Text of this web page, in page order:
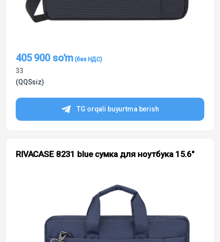
405 900 so'm
33
(QQSsiz)
TG orqali buyurtma berish
RIVACASE 8231 blue сумка для ноутбука 15.6″